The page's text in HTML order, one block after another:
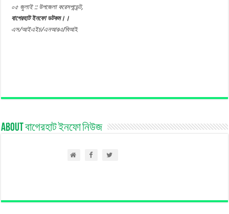
০৫ জুলাই :: উপজেলা করেসপন্ডেন্ট,
বাগেরহাট ইনফো ডটকম।।
এস/আইএইচ/এনআরএ/বিআই
About বাগেরহাট ইনফো নিউজ